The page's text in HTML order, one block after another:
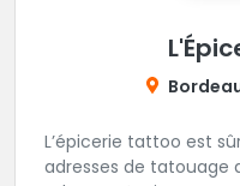
L’épicerie tattoo est
adresses de tatouage